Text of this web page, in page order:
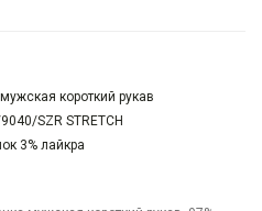
короткий рукав
SZR STRETCH
3% лайкра